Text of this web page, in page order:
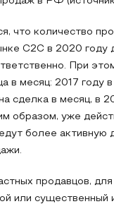
что количество
С2С в 2020 году
При
в месяц: 2017 году
сделка в месяц, в
образом, уже
более активную
продавцов,
или существенный